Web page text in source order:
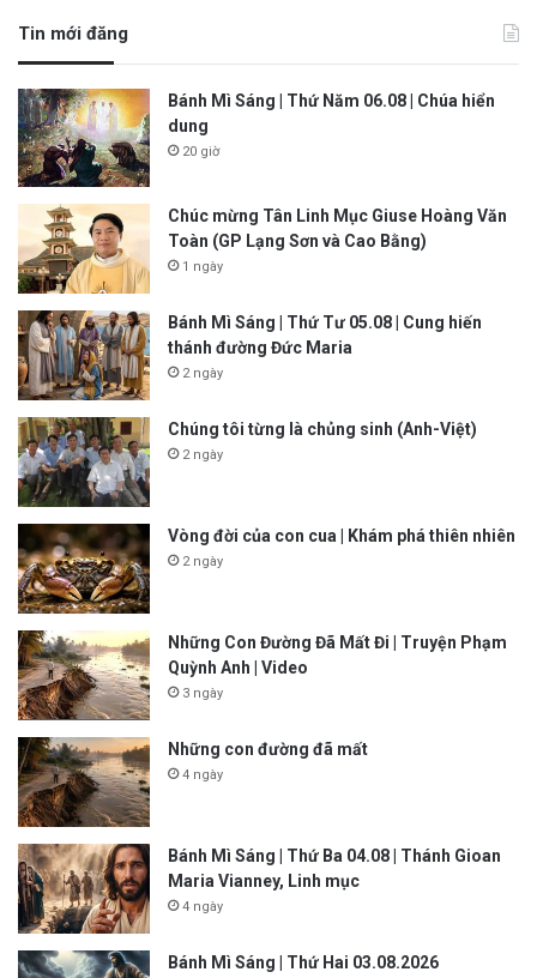
Tin mới đăng
Bánh Mì Sáng | Thứ Năm 06.08 | Chúa hiển
dung
20 giờ
Chúc mừng Tân Linh Mục Giuse Hoàng Văn
Toàn (GP Lạng Sơn và Cao Bằng)
1 ngày
Bánh Mì Sáng | Thứ Tư 05.08 | Cung hiến
thánh đường Đức Maria
2 ngày
Chúng tôi từng là chủng sinh (Anh-Việt)
2 ngày
Vòng đời của con cua | Khám phá thiên nhiên
2 ngày
Những Con Đường Đã Mất Đi | Truyện Phạm
Quỳnh Anh | Video
3 ngày
Những con đường đã mất
4 ngày
Bánh Mì Sáng | Thứ Ba 04.08 | Thánh Gioan
Maria Vianney, Linh mục
4 ngày
Bánh Mì Sáng | Thứ Hai 03.08.2026